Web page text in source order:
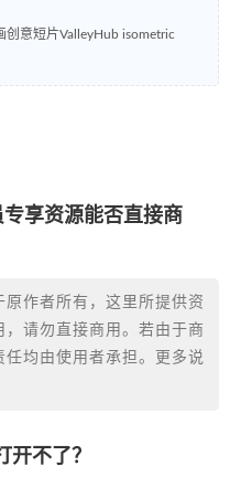
创意短片ValleyHub isometric
享资源能否直接商
作者所有，这里所提供资
请勿直接商用。若由于商
任均由使用者承担。更多说
开不了？